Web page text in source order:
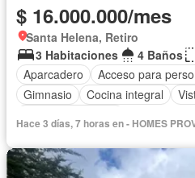
$ 16.000.000/mes
Santa Helena, Retiro
3 Habitaciones
4 Baños
Aparcadero
Acceso para
Gimnasio
Cocina integral
Hace 3 días, 7 horas en - HOMES